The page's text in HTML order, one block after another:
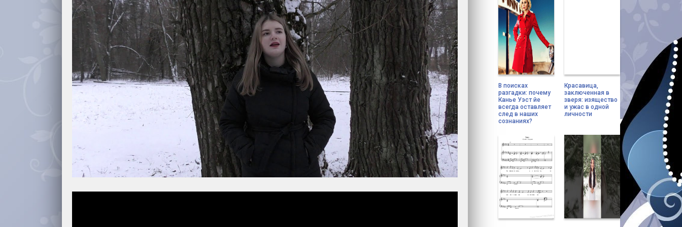
В поисках
разгадки: почему
Канье Уэст йе
всегда оставляет
след в наших
сознаниях?
Красавица,
заключенная в
зверя: изящество
и ужас в одной
личности